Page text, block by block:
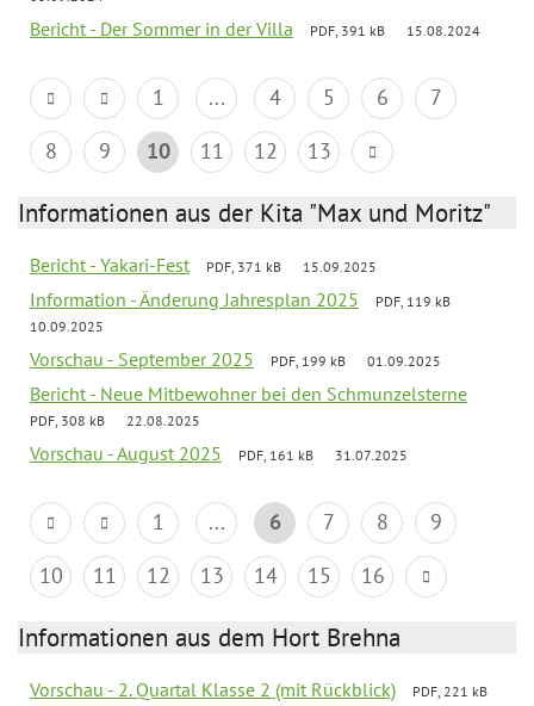
Bericht - Der Sommer in der Villa PDF, 391 kB 15.08.2024
1 ... 4 5 6
7
8
9 10 11 12 13
Informationen aus der Kita "Max und Moritz"
Bericht - Yakari-Fest PDF, 371 kB 15.09.2025
Information - Änderung Jahresplan 2025
PDF, 119 kB
10.09.2025
Vorschau - September 2025 PDF, 199 kB 01.09.2025
Bericht - Neue Mitbewohner bei den Schmunzelsterne
PDF, 308 kB 22.08.2025
Vorschau - August 2025 PDF, 161 kB 31.07.2025
1 ... 6 7 8
9
10
11 12 13 14 15 16
Informationen aus dem Hort Brehna
Vorschau - 2. Quartal Klasse 2 (mit Rückblick)
PDF, 221 kB